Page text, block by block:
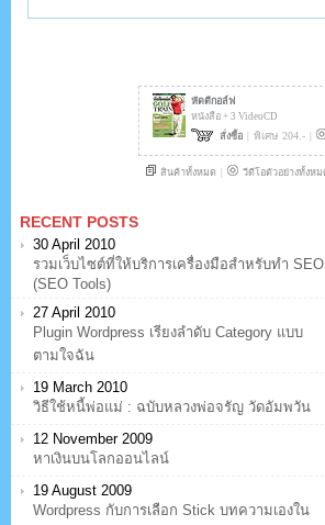
RECENT POSTS
30 April 2010
รวมเว็บไซต์ที่ให้บริการเครื่องมือสำหรับทำ SEO
(SEO Tools)
27 April 2010
Plugin Wordpress เรียงลำดับ Category แบบ
ตามใจฉัน
19 March 2010
วิธีใช้หนี้พ่อแม่ : ฉบับหลวงพ่อจรัญ วัดอัมพวัน
12 November 2009
หาเงินบนโลกออนไลน์
19 August 2009
Wordpress กับการเลือก Stick บทความเองใน